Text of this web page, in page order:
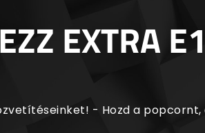
EXTRA
- Hozd a popcornt,